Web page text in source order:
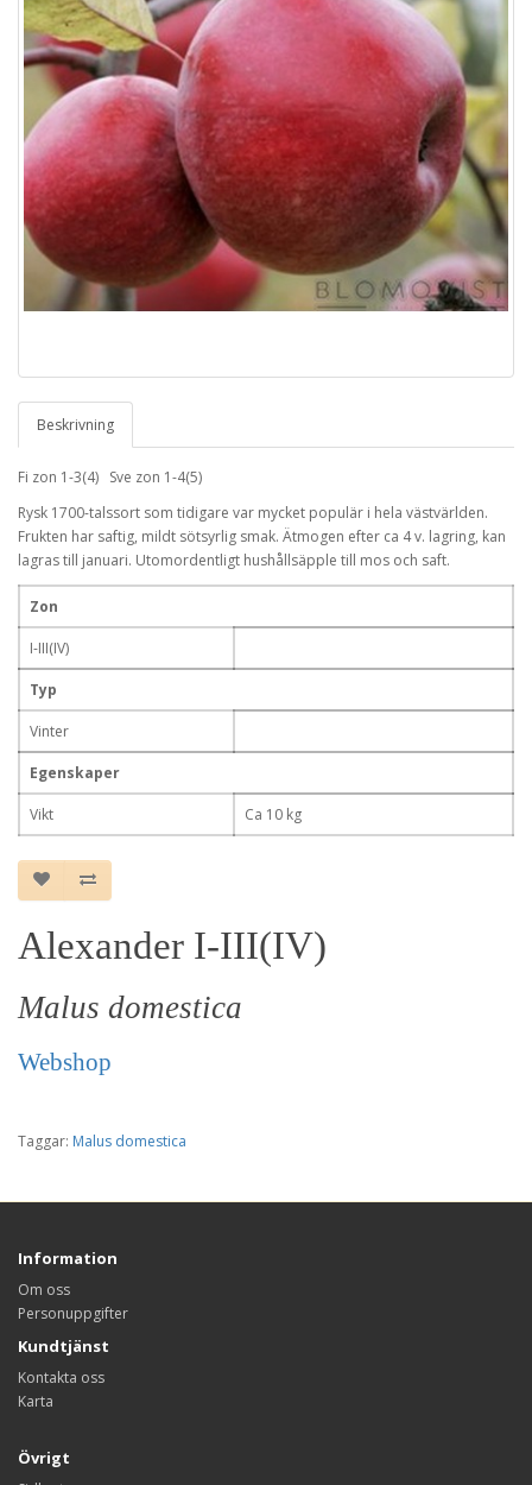
Beskrivning
Fi zon 1-3(4) Sve zon 1-4(5)
Rysk 1700-talssort som tidigare var mycket populär i hela västvärlden.
Frukten har saftig, mildt sötsyrlig smak. Ätmogen efter ca 4 v. lagring, kan
lagras till januari. Utomordentligt hushållsäpple till mos och saft.
Zon
I-III(IV)
Typ
Vinter
Egenskaper
Vikt Ca 10 kg
Alexander I-III(IV)
Malus domestica
Webshop
Taggar: Malus domestica
Information
Om oss
Personuppgifter
Kundtjänst
Kontakta oss
Karta
Övrigt